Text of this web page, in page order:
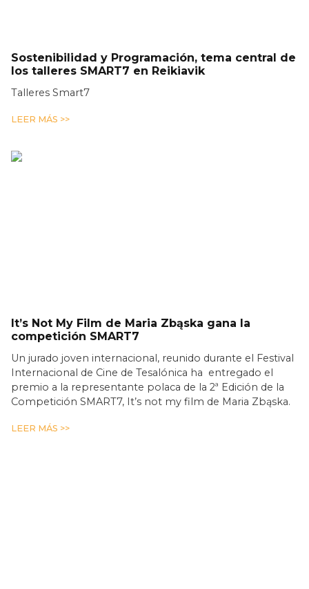
Sostenibilidad y Programación, tema central de
los talleres SMART7 en Reikiavik
Talleres Smart7
LEER MÁS >>
It’s Not My Film de Maria Zbąska gana la
competición SMART7
Un jurado joven internacional, reunido durante el Festival
Internacional de Cine de Tesalónica ha entregado el
premio a la representante polaca de la 2ª Edición de la
Competición SMART7, It’s not my film de Maria Zbąska.
LEER MÁS >>